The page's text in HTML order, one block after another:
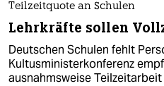
Teilzeitquote an Schulen
Lehrkräfte sollen
Deutschen Schulen fehlt
Kultusministerkonferenz
ausnahmsweise